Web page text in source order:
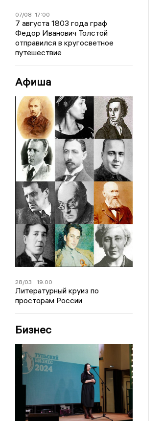
07/08 17:00
7 августа 1803 года граф
Федор Иванович Толстой
отправился в кругосветное
путешествие
Афиша
28/03 19:00
Литературный круиз по
просторам России
Бизнес